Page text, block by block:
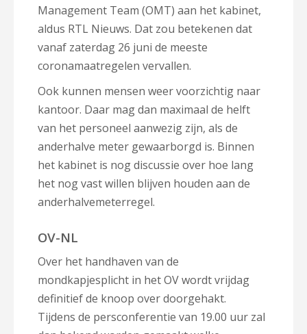
Management Team (OMT) aan het kabinet,
aldus RTL Nieuws. Dat zou betekenen dat
vanaf zaterdag 26 juni de meeste
coronamaatregelen vervallen.
Ook kunnen mensen weer voorzichtig naar
kantoor. Daar mag dan maximaal de helft
van het personeel aanwezig zijn, als de
anderhalve meter gewaarborgd is. Binnen
het kabinet is nog discussie over hoe lang
het nog vast willen blijven houden aan de
anderhalvemeterregel.
OV-NL
Over het handhaven van de
mondkapjesplicht in het OV wordt vrijdag
definitief de knoop over doorgehakt.
Tijdens de persconferentie van 19.00 uur zal